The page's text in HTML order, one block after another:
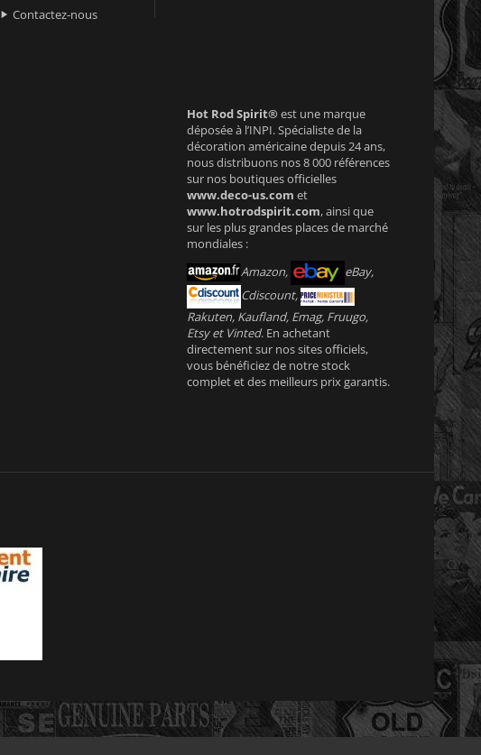
 Contactez-nous
Hot Rod Spirit®est une marque
déposée à l’INPI. Spécialiste de la
décoration américaine depuis 24 ans,
nous distribuons nos 8 000 références
sur nos boutiques officielles
www.deco-us.com et
www.hotrodspirit.com, ainsi que
sur les plus grandes places de marché
mondiales :
Amazon,
eBay,
Cdiscount,
Rakuten, Kaufland, Emag, Fruugo,
Etsy et Vinted. En achetant
directement sur nos sites officiels,
vous bénéficiez de notre stock
complet et des meilleurs prix garantis.